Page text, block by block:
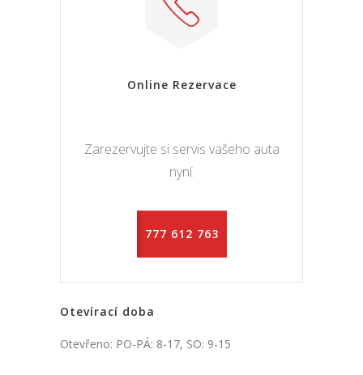
Online Rezervace
Zarezervujte si servis vašeho auta
nyní.
777 612 763
Otevírací doba
Otevřeno: PO-PÁ: 8-17, SO: 9-15